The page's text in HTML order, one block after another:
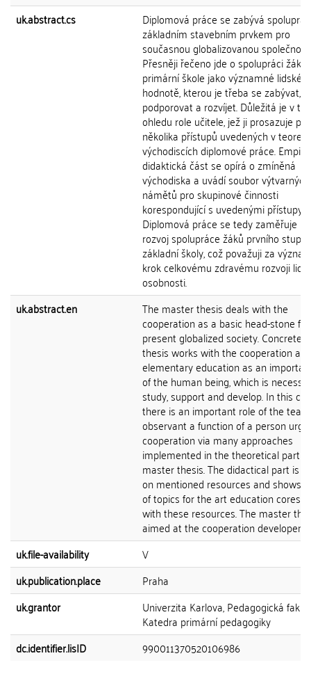
uk.abstract.cs
Diplomová práce se zabývá
základním stavebním prvkem pro
současnou globalizovanou společnost.
Přesněji řečeno jde o spolupráci žáků
primární škole jako významné lidské
hodnotě, kterou je třeba se zabývat,
podporovat a rozvíjet. Důležitá je v
ohledu role učitele, jež ji prosazuje
několika přístupů uvedených v
východiscích diplomové práce.
didaktická část se opírá o zmíněná
východiska a uvádí soubor výtvarných
námětů pro skupinové činnosti
korespondující s uvedenými přístupy.
Diplomová práce se tedy zaměřuje na
rozvoj spolupráce žáků prvního
základní školy, což považuji za
krok celkovému zdravému rozvoji
osobnosti.
uk.abstract.en
The master thesis deals with the
cooperation as a basic head-stone
present globalized society.
thesis works with the cooperation at
elementary education as an
of the human being, which is
study, support and develop. In this
there is an important role of the
observant a function of a person
cooperation via many approaches
implemented in the theoretical part
master thesis. The didactical part is
on mentioned resources and shows
of topics for the art education
with these resources. The master
aimed at the cooperation
uk.file-availability
V
uk.publication.place
Praha
uk.grantor
Univerzita Karlova, Pedagogická
Katedra primární pedagogiky
dc.identifier.lisID
990011370520106986